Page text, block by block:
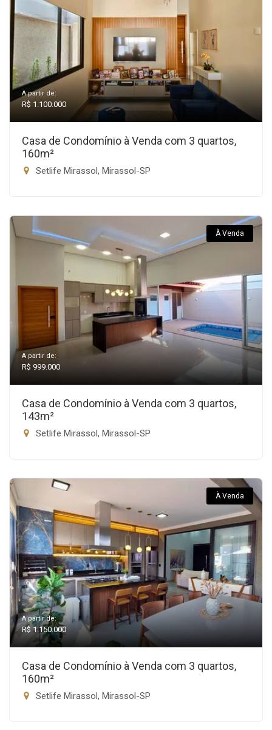
A partir de:
R$ 1.100.000
Casa de Condomínio à Venda com 3 quartos,
160m²
Setlife Mirassol, Mirassol-SP
À Venda
A partir de:
R$ 999.000
Casa de Condomínio à Venda com 3 quartos,
143m²
Setlife Mirassol, Mirassol-SP
À Venda
A partir de:
R$ 1.150.000
Casa de Condomínio à Venda com 3 quartos,
160m²
Setlife Mirassol, Mirassol-SP